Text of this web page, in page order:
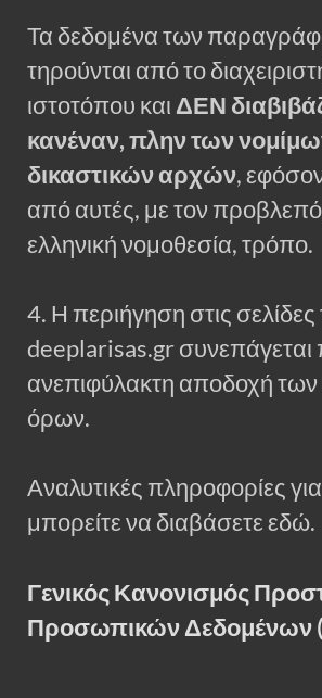
Τα δεδομένα των
τηρούνται από το
ιστοτόπου και ΔΕΝ
κανέναν, πλην των
δικαστικών αρχών,
από αυτές, με τον
ελληνική νομοθεσία, τρόπο.
4. Η περιήγηση στις σελίδες
deeplarisas.gr συνεπάγεται
ανεπιφύλακτη αποδοχή
όρων.
Αναλυτικές πληροφορίες
μπορείτε να διαβάσετε εδώ.
Γενικός Κανονισμός
Προσωπικών Δεδομένων